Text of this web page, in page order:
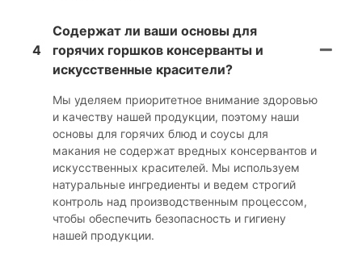
4
Содержат ли ваши основы для
горячих горшков консерванты и
искусственные красители?
Мы уделяем приоритетное внимание здоровью
и качеству нашей продукции, поэтому наши
основы для горячих блюд и соусы для
макания не содержат вредных консервантов и
искусственных красителей. Мы используем
натуральные ингредиенты и ведем строгий
контроль над производственным процессом,
чтобы обеспечить безопасность и гигиену
нашей продукции.